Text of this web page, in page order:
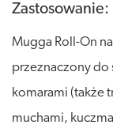
Zastosowanie:
Mugga Roll-On na
przeznaczony do
komarami (także
muchami,